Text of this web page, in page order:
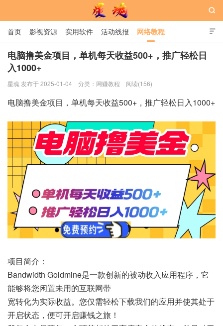
星魂网

首页 影视资源 实用软件 活动线报 网络教程
用户中心 书籍 娱乐

电脑撸美金项目，单机每天收益500+，推广轻松日
入1000+
星魂 发布于 2025-01-04 分类： 网赚教程 阅读(156)
电脑撸美金项目，单机每天收益500+，推广轻松日入1000+
项目简介：
Bandwidth Goldmine是一款创新的被动收入应用程序，它
能够将您闲置未用的互联网带
宽转化为实际收益。您仅需轻松下载我们的应用并使其处于
开启状态，便可开启赚钱之旅！